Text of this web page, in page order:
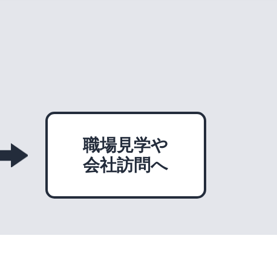
職場見学や
会社訪問へ